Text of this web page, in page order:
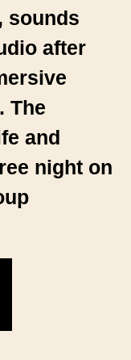
sounds
after
The
and
night on